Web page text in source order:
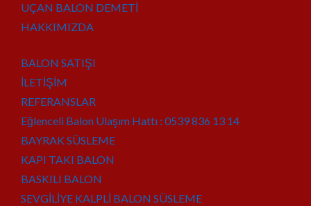
UÇAN BALON DEMETİ
HAKKIMIZDA
BALON SATIŞI
İLETİŞİM
REFERANSLAR
Eğlenceli Balon Ulaşım Hattı : 0539 836 13 14
BAYRAK SÜSLEME
KAPI TAKI BALON
BASKILI BALON
SEVGİLİYE KALPLİ BALON SÜSLEME